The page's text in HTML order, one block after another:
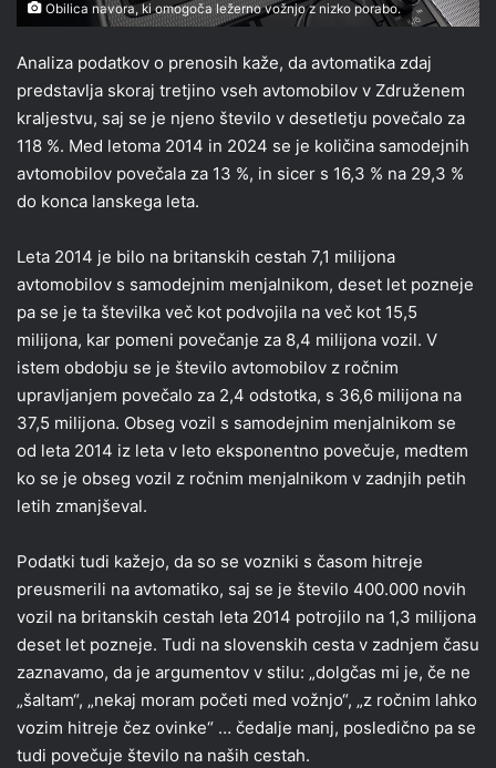
Obilica navora, ki omogoča ležerno vožnjo z nizko porabo.
Analiza podatkov o prenosih kaže, da avtomatika zdaj
predstavlja skoraj tretjino vseh avtomobilov v Združenem
kraljestvu, saj se je njeno število v desetletju povečalo za
118 %. Med letoma 2014 in 2024 se je količina samodejnih
avtomobilov povečala za 13 %, in sicer s 16,3 % na 29,3 %
do konca lanskega leta.
Leta 2014 je bilo na britanskih cestah 7,1 milijona
avtomobilov s samodejnim menjalnikom, deset let pozneje
pa se je ta številka več kot podvojila na več kot 15,5
milijona, kar pomeni povečanje za 8,4 milijona vozil. V
istem obdobju se je število avtomobilov z ročnim
upravljanjem povečalo za 2,4 odstotka, s 36,6 milijona na
37,5 milijona. Obseg vozil s samodejnim menjalnikom se
od leta 2014 iz leta v leto eksponentno povečuje, medtem
ko se je obseg vozil z ročnim menjalnikom v zadnjih petih
letih zmanjševal.
Podatki tudi kažejo, da so se vozniki s časom hitreje
preusmerili na avtomatiko, saj se je število 400.000 novih
vozil na britanskih cestah leta 2014 potrojilo na 1,3 milijona
deset let pozneje. Tudi na slovenskih cesta v zadnjem času
zaznavamo, da je argumentov v stilu: „dolgčas mi je, če ne
„šaltam“, „nekaj moram početi med vožnjo“, „z ročnim lahko
vozim hitreje čez ovinke“ … čedalje manj, posledično pa se
tudi povečuje število na naših cestah.